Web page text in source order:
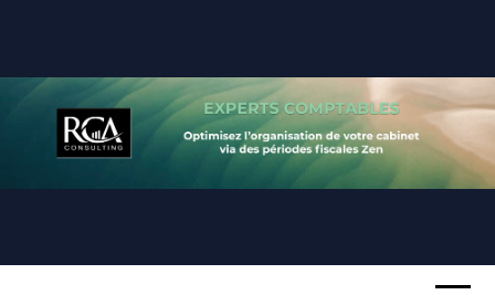
RCA
CONSULTING
REUSSIR SA PERIODE FISCALE